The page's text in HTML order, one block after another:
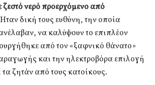
νερό προερχόμενο από
δική τους ευθύνη, την οποία
να καλύψουν το επιπλέον
από τον «ξαφνικό θάνατο»
και την ηλεκτροβόρα επιλογή
ζητάν από τους κατοίκους.